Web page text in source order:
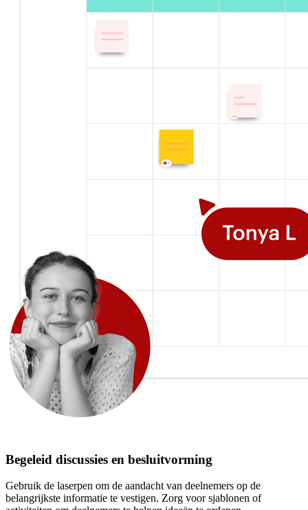
Begeleid discussies en besluitvorming
Gebruik de laserpen om de aandacht van deelnemers op de
belangrijkste informatie te vestigen. Zorg voor sjablonen of